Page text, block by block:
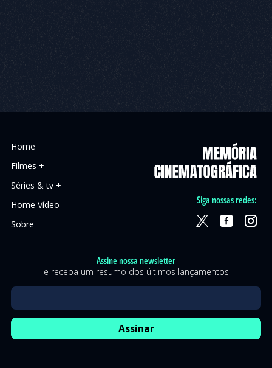
Home
Filmes +
Séries & tv +
Home Vídeo
Sobre
Assine nossa newsletter
e receba um resumo dos últimos lançamentos
Siga nossas redes: